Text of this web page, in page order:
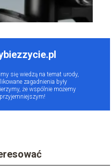
się wiedzą na temat urody,
zagadnienia były
że wspólnie możemy